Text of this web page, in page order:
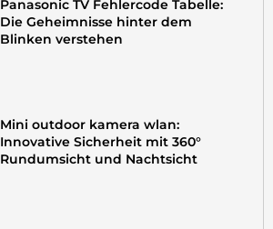
Panasonic TV Fehlercode Tabelle:
Die Geheimnisse hinter dem
Blinken verstehen
Mini outdoor kamera wlan:
Innovative Sicherheit mit 360°
Rundumsicht und Nachtsicht